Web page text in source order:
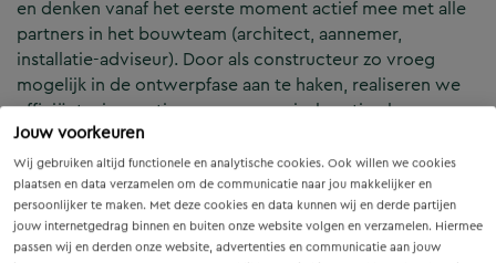
Jouw voorkeuren
Wij gebruiken altijd functionele en analytische cookies. Ook willen we cookies
plaatsen en data verzamelen om de communicatie naar jou makkelijker en
persoonlijker te maken. Met deze cookies en data kunnen wij en derde partijen
jouw internetgedrag binnen en buiten onze website volgen en verzamelen. Hiermee
passen wij en derden onze website, advertenties en communicatie aan jouw
en denken vanaf het eerste moment actief mee met alle
partners in het bouwteam (architect, aannemer,
installatie-adviseur). Door als constructeur zo vroeg
mogelijk in de ontwerpfase aan te haken, realiseren we
efficiënte, innovatieve en economisch optimale
constructies — voor zowel nieuwbouw als renovatie.
Onze Expertises en Activiteiten
B&Z Bouwtechniek verzorgt het volledige constructieve